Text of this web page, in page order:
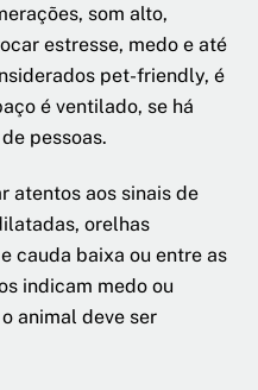
som alto,
estresse, medo e até
pet-friendly, é
é ventilado, se há
pessoas.
atentos aos sinais de
orelhas
cauda baixa ou entre as
indicam medo ou
animal deve ser